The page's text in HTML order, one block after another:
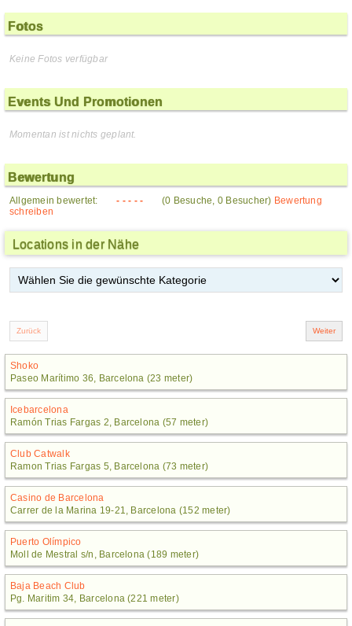
Fotos
Keine Fotos verfügbar
Events Und Promotionen
Momentan ist nichts geplant.
Bewertung
Allgemein bewertet: - - - - - (0 Besuche, 0 Besucher) Bewertung
schreiben
Locations in der Nähe
Shoko
Paseo Marítimo 36, Barcelona (23 meter)
Icebarcelona
Ramón Trias Fargas 2, Barcelona (57 meter)
Club Catwalk
Ramon Trias Fargas 5, Barcelona (73 meter)
Casino de Barcelona
Carrer de la Marina 19-21, Barcelona (152 meter)
Puerto Olímpico
Moll de Mestral s/n, Barcelona (189 meter)
Baja Beach Club
Pg. Maritim 34, Barcelona (221 meter)